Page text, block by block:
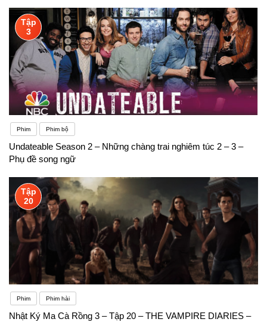
Tập
3
Phim Phim bộ
Undateable Season 2 – Những chàng trai nghiêm túc 2 – 3 –
Phụ đề song ngữ
Tập
20
Phim Phim hài
Nhật Ký Ma Cà Rồng 3 – Tập 20 – THE VAMPIRE DIARIES –